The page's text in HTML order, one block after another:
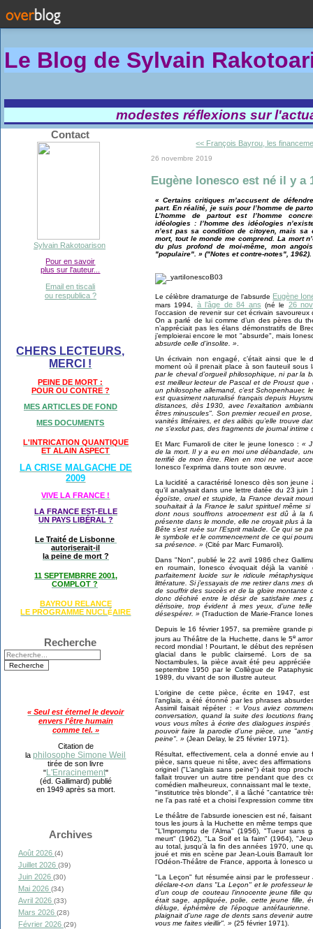
Le Blog de Sylvain Rakotoa
modestes réflexions sur
Contact
Sylvain Rakotoarison
Pour en savoir
plus sur l'auteur...
Email en tiscali
ou respublica ?
CHERS LECTEURS,
MERCI !
PEINE DE MORT :
POUR OU CONTRE ?
MES ARTICLES DE FOND
MES DOCUMENTS
L'INTRICATION QUANTIQUE
ET ALAIN ASPECT
LA CRISE MALGACHE DE
2009
VIVE LA FRANCE !
LA FRANCE EST-ELLE
UN PAYS LIBÉRAL ?
Le Traité de Lisbonne
autoriserait-il
la peine de mort ?
11 SEPTEMBRRE 2001,
COMPLOT ?
BAYROU RELANCE
LE PROGRAMME NUCLÉAIRE
Recherche
« Seul est éternel le devoir
envers l'être humain
comme tel. »
Citation de
laphilosophe Simone Weil
tirée de son livre
"L'Enracinement"
(éd. Gallimard) publié
en 1949 après sa mort.
Archives
Août 2026 (4)
Juillet 2026 (39)
Juin 2026 (30)
Mai 2026 (34)
Avril 2026 (33)
Mars 2026 (28)
Février 2026 (29)
<< François Bayrou, les
26 novembre 2019
Eugène Ionesco est né il y a
« Certains critiques m’accusent de
part. En réalité, je suis pour l’homme de
L’homme de partout est l’homme
idéologies : l’homme des idéologies
n’est pas sa condition de citoyen, mais
mort, tout le monde me comprend. La mort
du plus profond de moi-même, mon
"populaire". » ("Notes et contre-notes", 1962).
Le célèbre dramaturge de l’absurde Eugène
mars 1994, à l’âge de 84 ans (né le 26
l’occasion de revenir sur cet écrivain
On a parlé de lui comme d’un des pères du
n’appréciait pas les élans démonstratifs de
j’emploierai encore le mot "absurde", mais
absurde celle d’insolite. »
Un écrivain non engagé, c’était ainsi que le
moment où il prenait place à son fauteuil sous
par le cheval d’orgueil philosophique, ni par la
est meilleur lecteur de Pascal et de Proust
un philosophe allemand, c’est
est quasiment naturalisé français depuis
distances, dès 1930, avec l’exaltation
êtres minuscules". Son premier recueil en
vanités littéraires, et des alibis qu’elle trouve
ne s’exclut pas, des fragments de journal
Et Marc Fumaroli de citer le jeune Ionesco : «
de la mort. Il y a eu en moi une débandade,
terrifié de mon être. Rien en moi ne veut
Ionesco l’exprima dans toute son œuvre.
La lucidité a caractérisé Ionesco dès son
qu’il analysait dans une lettre datée du 23
égoïste, cruel et stupide, la France devait
souhaitait à la France le salut spirituel même
dont nous souffrons atrocement est dû à la
présente dans le monde, elle ne croyait plus à
Bête s’est ruée sur l’Esprit malade. Ce qui se
le symbole et le commencement de ce qui
sa présence. » (Cité par Marc Fumaroli).
Dans "Non", publié le 22 avril 1986 chez
en roumain, Ionesco évoquait déjà la
parfaitement lucide sur le ridicule
littérature. Si j’essayais de me retirer dans mes
de souffrir des succès et de la gloire montante
donc déchiré entre le désir de satisfaire mes
dérisoire, trop évident à mes yeux, d’une
désespérer. » (Traduction de Marie-France
Depuis le 16 février 1957, sa première grande
jours au Théâtre de la Huchette, dans le 5e
record mondial ! Pourtant, le début des
glacial dans le public clairsemé. Lors de
Noctambules, la pièce avait été peu
septembre 1950 par le Collègue de
1989, du vivant de son illustre auteur.
L’origine de cette pièce, écrite en 1947,
l’anglais, a été étonné par les phrases
Assimil faisait répéter : « Vous aviez
conversation, quand la suite des locutions
vous vous mîtes à écrire des dialogues
pouvoir faire la parodie d’une pièce, une
peine". » (Jean Delay, le 25 février 1971).
Résultat, effectivement, cela a donné envie
pièce, sans queue ni tête, avec des
originel ("L’anglais sans peine") était trop
fallait trouver un autre titre pendant que des
comédien malheureux, connaissant mal le
"institutrice très blonde", il a lâché "cantatrice
ne l’a pas raté et a choisi l’expression comme
Le théâtre de l’absurde ionescien est né,
tous les jours à la Huchette en même temps
"L’Impromptu de l’Alma" (1956), "Tueur
meurt" (1962), "La Soif et la faim" (1964),
au total, jusqu’à la fin des années 1970, une
joué et mis en scène par Jean-Louis Barrault
l’Odéon-Théâtre de France, apporta à Ionesco
"La Leçon" fut résumée ainsi par le
déclare-t-on dans "La Leçon" et le professeur
d’un coup de couteau l’innocente jeune fille
était sage, appliquée, polie, cette jeune fille,
déluge, éphémère de l’époque
plaignait d’une rage de dents sans devenir
vous me faites vieillir". » (25 février 1971).